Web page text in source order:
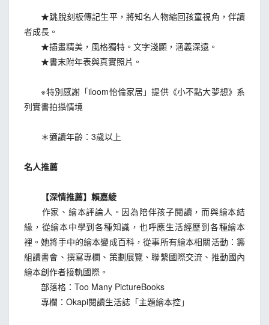
★跳脫刻板傳記生平，將知名人物縮回孩童視角，伴讀
者成長。
★插畫精美，風格獨特。文字淺顯，涵義深遠。
★書末附年表與真實照片。
※特別感謝「iloom怡倫家居」提供《小不點大夢想》系
列實書拍攝情境
＊適讀年齡：3歲以上
名人推薦
【深情推薦】賴嘉綾
作家、繪本評論人。因為陪伴孩子閱讀，而與繪本結
緣，從繪本中學到各種知識，也呼應生活經歷到各種繪本
裡。她將手中的繪本變成百科，從事所有繪本相關活動：籌
組讀書會、撰寫專欄、策劃展覽、聯繫國際交流、推動國內
繪本創作者接軌國際。
部落格：Too Many PictureBooks
專欄：Okapi閱讀生活誌「主題繪本控」